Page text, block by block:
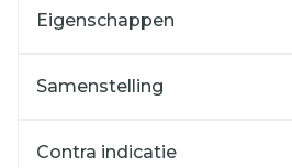
Eigenschappen
Samenstelling
Contra indicatie